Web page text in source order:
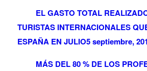
EL GASTO TOTAL
TURISTAS INTERNACIONALES
ESPAÑA EN JULIO5 septiembre,
MÁS DEL 80 % DE LOS